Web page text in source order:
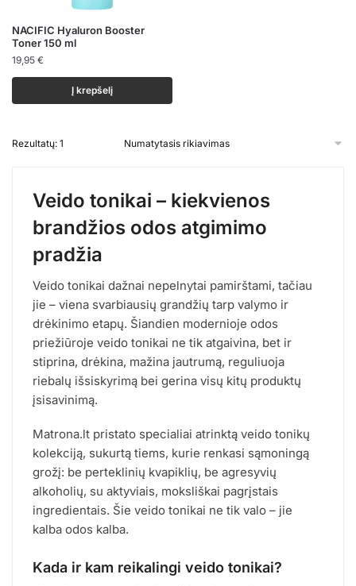
NACIFIC Hyaluron Booster
Toner 150 ml
19,95 €
Į krepšelį
Rezultatų: 1
Veido tonikai – kiekvienos
brandžios odos atgimimo
pradžia
Veido tonikai dažnai nepelnytai pamirštami, tačiau
jie – viena svarbiausių grandžių tarp valymo ir
drėkinimo etapų. Šiandien modernioje odos
priežiūroje veido tonikai ne tik atgaivina, bet ir
stiprina, drėkina, mažina jautrumą, reguliuoja
riebalų išsiskyrimą bei gerina visų kitų produktų
įsisavinimą.
Matrona.lt pristato specialiai atrinktą veido tonikų
kolekciją, sukurtą tiems, kurie renkasi sąmoningą
grožį: be perteklinių kvapiklių, be agresyvių
alkoholių, su aktyviais, moksliškai pagrįstais
ingredientais. Šie veido tonikai ne tik valo – jie
kalba odos kalba.
Kada ir kam reikalingi veido tonikai?